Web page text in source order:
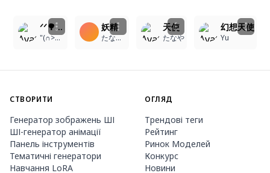
ᐟᐟ🌳⋆⁎
"(∩>ω<∩)"
妖精
たなかゆい
天使
たなや
幻想天使
Yu
СТВОРИТИ
Генератор зображень ШІ
ШІ-генератор анімації
Панель інструментів
Тематичні генератори
Навчання LoRA
ОГЛЯД
Трендові теги
Рейтинг
Ринок Моделей
Конкурс
Новини